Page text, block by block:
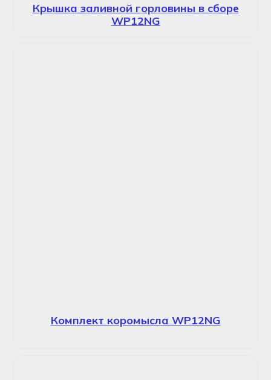
Крышка заливной горловины в сборе
WP12NG
Комплект коромысла WP12NG